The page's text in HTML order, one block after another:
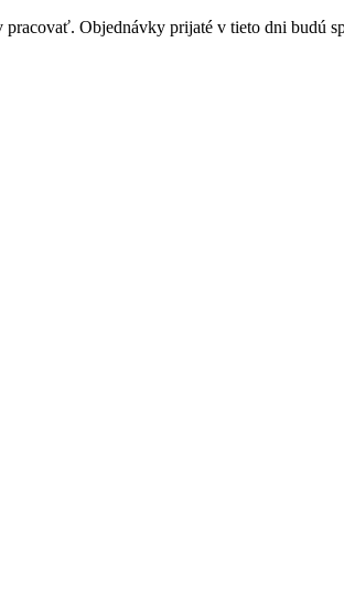
Objednávky prijaté v tieto dni budú